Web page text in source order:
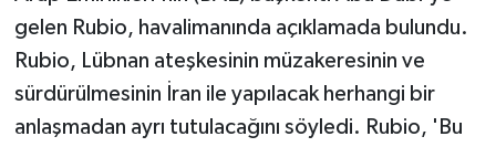
gelen Rubio, havalimanında açıklamada bulundu.
Rubio, Lübnan ateşkesinin müzakeresinin ve
sürdürülmesinin İran ile yapılacak herhangi bir
anlaşmadan ayrı tutulacağını söyledi. Rubio, 'Bu